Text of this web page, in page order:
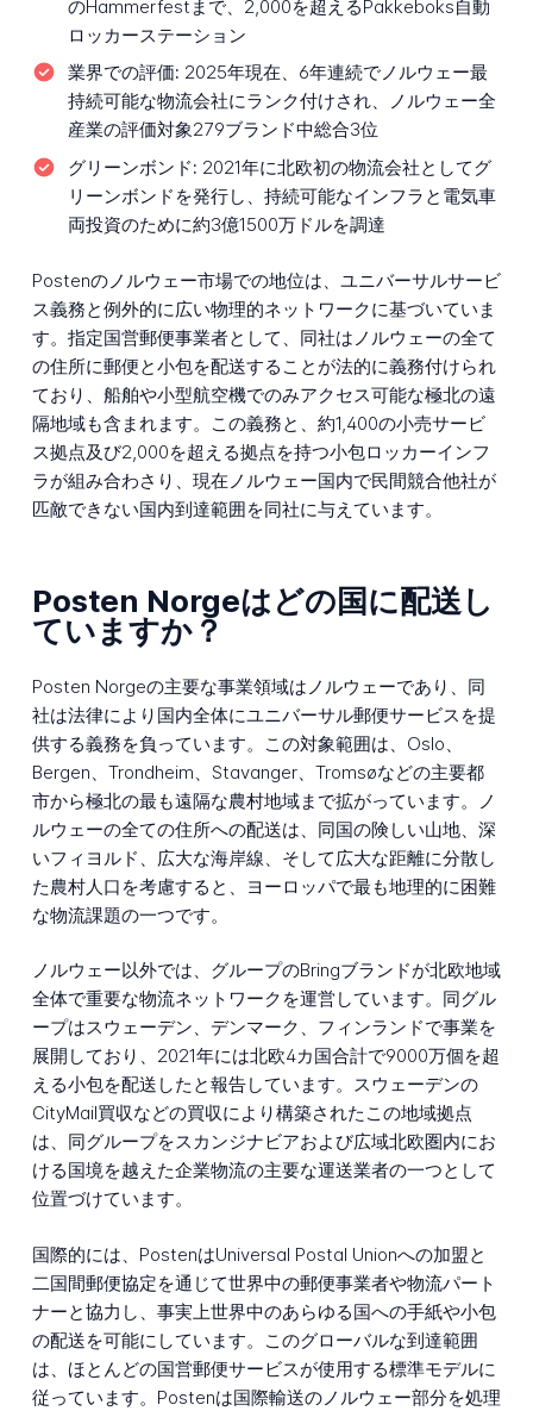
のHammerfestまで、2,000を超えるPakkeboks自動
ロッカーステーション
業界での評価: 2025年現在、6年連続でノルウェー最
持続可能な物流会社にランク付けされ、ノルウェー全
産業の評価対象279ブランド中総合3位
グリーンボンド: 2021年に北欧初の物流会社としてグ
リーンボンドを発行し、持続可能なインフラと電気車
両投資のために約3億1500万ドルを調達
Postenのノルウェー市場での地位は、ユニバーサルサービ
ス義務と例外的に広い物理的ネットワークに基づいていま
す。指定国営郵便事業者として、同社はノルウェーの全て
の住所に郵便と小包を配送することが法的に義務付けられ
ており、船舶や小型航空機でのみアクセス可能な極北の遠
隔地域も含まれます。この義務と、約1,400の小売サービ
ス拠点及び2,000を超える拠点を持つ小包ロッカーインフ
ラが組み合わさり、現在ノルウェー国内で民間競合他社が
匹敵できない国内到達範囲を同社に与えています。
Posten Norgeはどの国に配送し
ていますか？
Posten Norgeの主要な事業領域はノルウェーであり、同
社は法律により国内全体にユニバーサル郵便サービスを提
供する義務を負っています。この対象範囲は、Oslo、
Bergen、Trondheim、Stavanger、Tromsøなどの主要都
市から極北の最も遠隔な農村地域まで拡がっています。ノ
ルウェーの全ての住所への配送は、同国の険しい山地、深
いフィヨルド、広大な海岸線、そして広大な距離に分散し
た農村人口を考慮すると、ヨーロッパで最も地理的に困難
な物流課題の一つです。
ノルウェー以外では、グループのBringブランドが北欧地域
全体で重要な物流ネットワークを運営しています。同グル
ープはスウェーデン、デンマーク、フィンランドで事業を
展開しており、2021年には北欧4カ国合計で9000万個を超
える小包を配送したと報告しています。スウェーデンの
CityMail買収などの買収により構築されたこの地域拠点
は、同グループをスカンジナビアおよび広域北欧圏内にお
ける国境を越えた企業物流の主要な運送業者の一つとして
位置づけています。
国際的には、PostenはUniversal Postal Unionへの加盟と
二国間郵便協定を通じて世界中の郵便事業者や物流パート
ナーと協力し、事実上世界中のあらゆる国への手紙や小包
の配送を可能にしています。このグローバルな到達範囲
は、ほとんどの国営郵便サービスが使用する標準モデルに
従っています。Postenは国際輸送のノルウェー部分を処理